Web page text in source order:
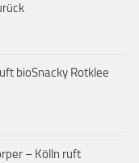
bioSnacky Rotklee
– Kölln ruft